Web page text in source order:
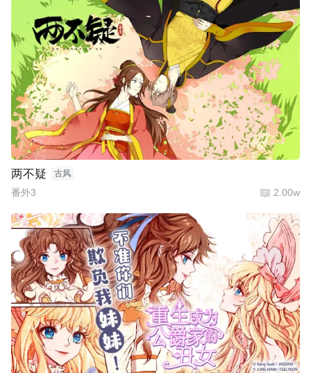
两不疑 古风
番外3 2.00w